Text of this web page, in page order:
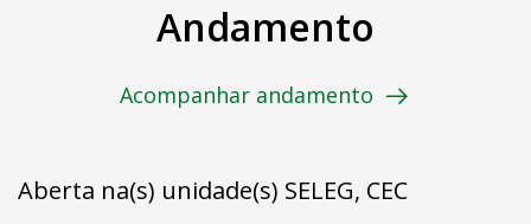
Andamento
Acompanhar andamento
Aberta na(s) unidade(s) SELEG, CEC